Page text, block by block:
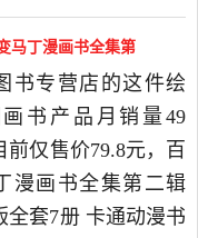
画 四年级30-34全套
2019年乐一乐图书
精选书籍,杂志,报纸
价比很高的绘本,图
由上海发货。
马丁漫画书全集第
元
书专营店的这件绘
书产品月销量49
前仅售价79.8元，百
漫画书全集第二辑
全套7册 卡通动漫书